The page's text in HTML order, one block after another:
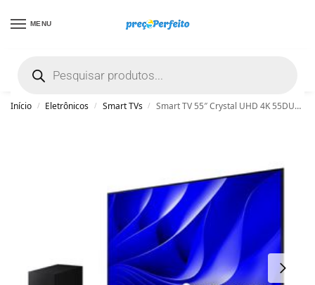
MENU
Início / Eletrônicos / Smart TVs / Smart TV 55″ Crystal UHD 4K 55DU8000 2024 + Soundbar HW-B550/ZD Combo